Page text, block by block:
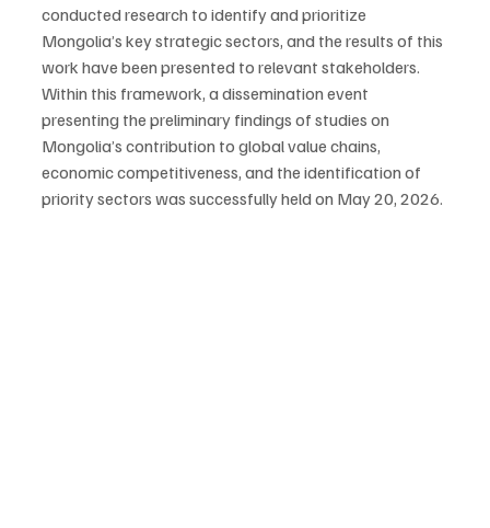
conducted research to identify and prioritize
Mongolia’s key strategic sectors, and the results of this
work have been presented to relevant stakeholders.
Within this framework, a dissemination event
presenting the preliminary findings of studies on
Mongolia’s contribution to global value chains,
economic competitiveness, and the identification of
priority sectors was successfully held on May 20, 2026.